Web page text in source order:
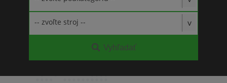
Vyhľadať